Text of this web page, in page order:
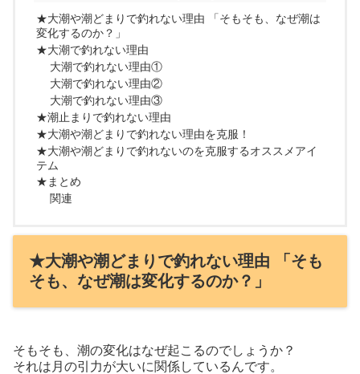
★大潮や潮どまりで釣れない理由 「そもそも、なぜ潮は
変化するのか？」
★大潮で釣れない理由
大潮で釣れない理由①
大潮で釣れない理由②
大潮で釣れない理由③
★潮止まりで釣れない理由
★大潮や潮どまりで釣れない理由を克服！
★大潮や潮どまりで釣れないのを克服するオススメアイ
テム
★まとめ
関連
★大潮や潮どまりで釣れない理由 「そも
そも、なぜ潮は変化するのか？」
そもそも、潮の変化はなぜ起こるのでしょうか？
それは月の引力が大いに関係しているんです。